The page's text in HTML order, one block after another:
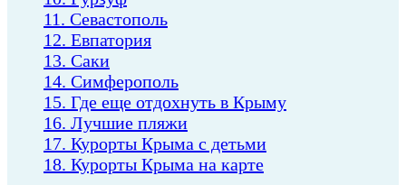
11. Севастополь
12. Евпатория
13. Саки
14. Симферополь
15. Где еще отдохнуть в Крыму
16. Лучшие пляжи
17. Курорты Крыма с детьми
18. Курорты Крыма на карте